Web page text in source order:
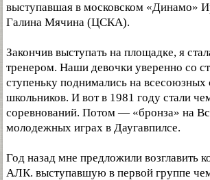
выступавшая в московском «Динамо»
Галина Мячина (ЦСКА).
Закончив выступать на площадке, я
тренером. Наши девочки уверенно со
ступеньку поднимались на всесоюзных
школьников. И вот в 1981 году стали
соревнований. Потом — «бронза» на
молодежных играх в Даугавпилсе.
Год назад мне предложили возглавить
АЛК. выступавшую в первой группе